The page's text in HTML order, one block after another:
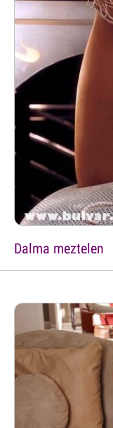
Dalma meztelen